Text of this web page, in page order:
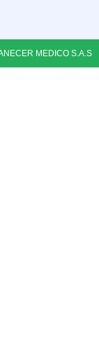
MEDICO S.A.S